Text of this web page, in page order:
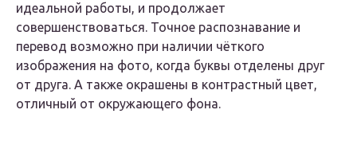
идеальной работы, и продолжает
совершенствоваться. Точное распознавание и
перевод возможно при наличии чёткого
изображения на фото, когда буквы отделены друг
от друга. А также окрашены в контрастный цвет,
отличный от окружающего фона.